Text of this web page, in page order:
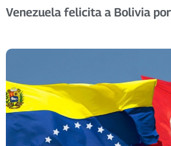
Venezuela felicita a Bolivia